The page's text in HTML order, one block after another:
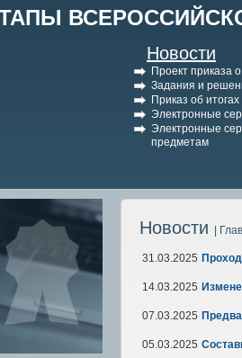
Новости
Проект приказа
Задания и
Приказ об
Электронные
Электронные
предметам
Новости |
31.03.2025
14.03.2025
07.03.2025
05.03.2025